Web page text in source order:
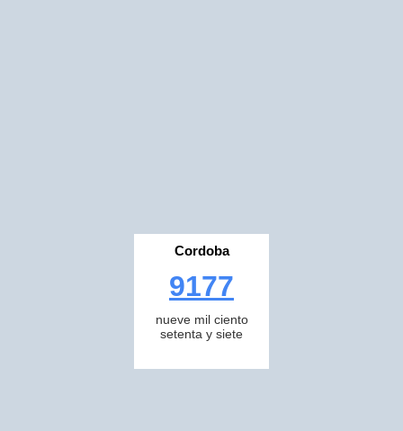
Cordoba
9177
nueve mil ciento
setenta y siete